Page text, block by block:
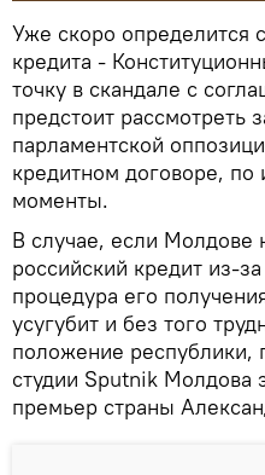
Уже скоро определится
кредита -
точку в скандале с
предстоит рассмотреть
парламентской
кредитном договоре,
моменты.
В случае, если Молдове
российский кредит из-
процедура его
усугубит и без того
положение республики,
студии Sputnik Молдова
премьер страны